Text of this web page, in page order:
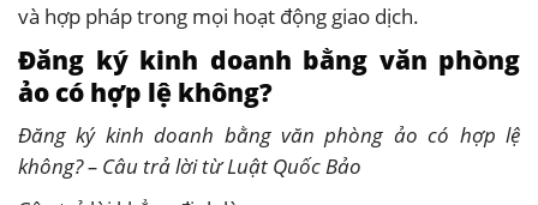
và hợp pháp trong mọi hoạt động giao dịch.
Đăng ký kinh doanh bằng văn phòng
ảo có hợp lệ không?
Đăng ký kinh doanh bằng văn phòng ảo có hợp lệ
không? – Câu trả lời từ Luật Quốc Bảo